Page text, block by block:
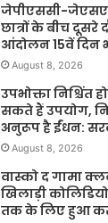
जेपीएससी-
छात्रों के बीच दूसरे
आंदोलन 15वें दिन
August 8, 2026
उपभोक्ता निश्चिंत
सकते हैं उपयोग,
अनुरूप है ईंधन:
August 8, 2026
वास्को द गामा
खिलाड़ी
तक के लिए हुआ